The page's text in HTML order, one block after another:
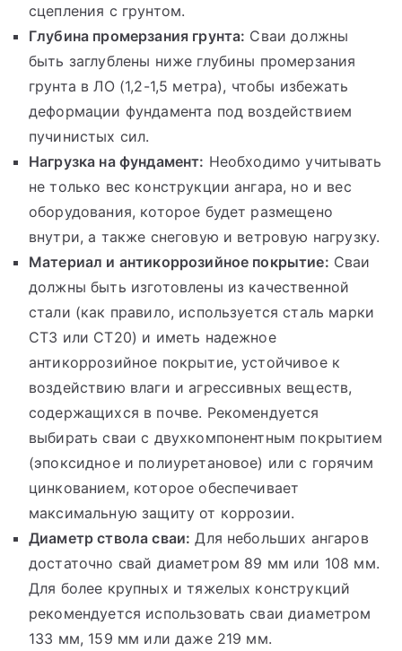
сцепления с грунтом.
Глубина промерзания грунта: Сваи должны
быть заглублены ниже глубины промерзания
грунта в ЛО (1,2-1,5 метра), чтобы избежать
деформации фундамента под воздействием
пучинистых сил.
Нагрузка на фундамент: Необходимо учитывать
не только вес конструкции ангара, но и вес
оборудования, которое будет размещено
внутри, а также снеговую и ветровую нагрузку.
Материал и антикоррозийное покрытие: Сваи
должны быть изготовлены из качественной
стали (как правило, используется сталь марки
СТ3 или СТ20) и иметь надежное
антикоррозийное покрытие, устойчивое к
воздействию влаги и агрессивных веществ,
содержащихся в почве. Рекомендуется
выбирать сваи с двухкомпонентным покрытием
(эпоксидное и полиуретановое) или с горячим
цинкованием, которое обеспечивает
максимальную защиту от коррозии.
Диаметр ствола сваи: Для небольших ангаров
достаточно свай диаметром 89 мм или 108 мм.
Для более крупных и тяжелых конструкций
рекомендуется использовать сваи диаметром
133 мм, 159 мм или даже 219 мм.